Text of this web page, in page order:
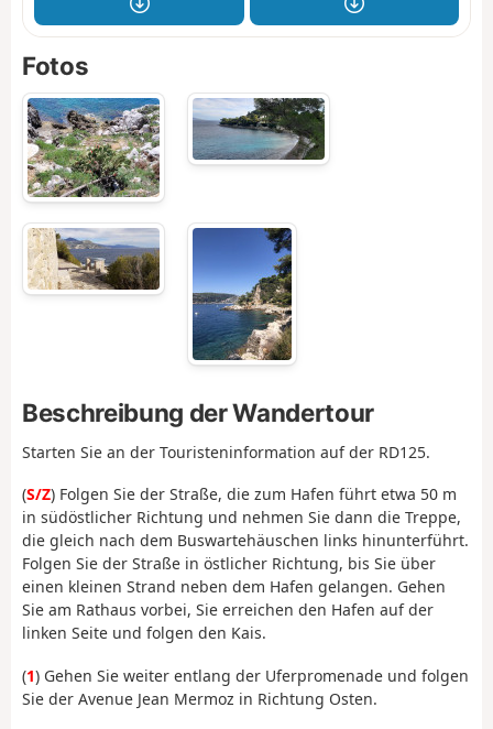
Fotos
Beschreibung der Wandertour
Starten Sie an der Touristeninformation auf der RD125.
(S/Z) Folgen Sie der Straße, die zum Hafen führt etwa 50 m
in südöstlicher Richtung und nehmen Sie dann die Treppe,
die gleich nach dem Buswartehäuschen links hinunterführt.
Folgen Sie der Straße in östlicher Richtung, bis Sie über
einen kleinen Strand neben dem Hafen gelangen. Gehen
Sie am Rathaus vorbei, Sie erreichen den Hafen auf der
linken Seite und folgen den Kais.
(1) Gehen Sie weiter entlang der Uferpromenade und folgen
Sie der Avenue Jean Mermoz in Richtung Osten.